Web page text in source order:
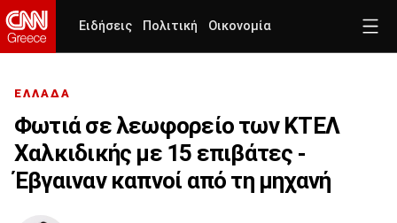
Ειδήσεις Πολιτική Οικονομία
ΕΛΛΑΔΑ
Φωτιά σε λεωφορείο των ΚΤΕΛ
Χαλκιδικής με 15 επιβάτες -
Έβγαιναν καπνοί από τη μηχανή